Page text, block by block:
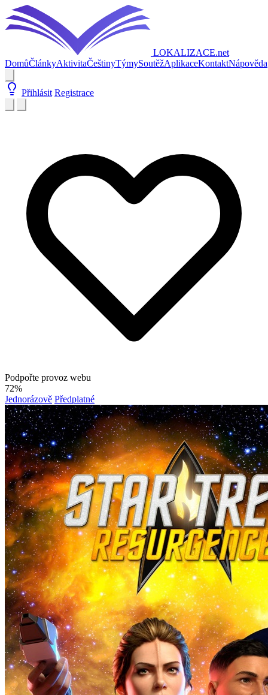
LOKALIZACE.net
DomůČlánkyAktivitaČeštinyTýmySoutěžAplikaceKontaktNápověda
Přihlásit Registrace
Podpořte provoz webu
72%
Jednorázově Předplatné